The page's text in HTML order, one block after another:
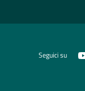
Seguici su